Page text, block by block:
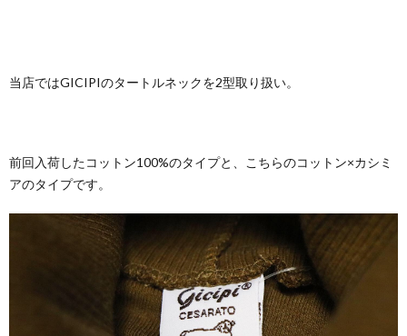
当店ではGICIPIのタートルネックを2型取り扱い。
前回入荷したコットン100%のタイプと、こちらのコットン×カシミ
アのタイプです。